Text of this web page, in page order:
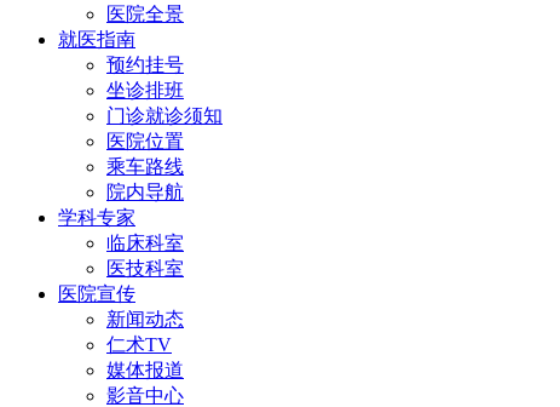
医院全景
就医指南
预约挂号
坐诊排班
门诊就诊须知
医院位置
乘车路线
院内导航
学科专家
临床科室
医技科室
医院宣传
新闻动态
仁术TV
媒体报道
影音中心